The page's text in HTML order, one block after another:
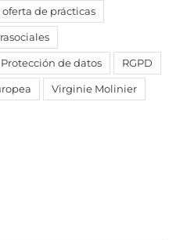
oferta de prácticas
Protección de datos RGPD
Virginie Molinier